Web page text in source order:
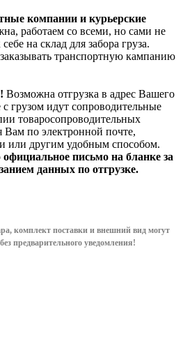
компании и курьерские
работаем со всеми, но сами не
на склад для забора груза.
транспортную кампанию
Возможна отгрузка в адрес Вашего
с грузом идут сопроводительные
товаросопроводительных
Вам по электронной почте,
или другим удобным способом.
письмо на бланке за
данных по отгрузке.
комплект поставки и внешний вид могут
предварительного уведомления!